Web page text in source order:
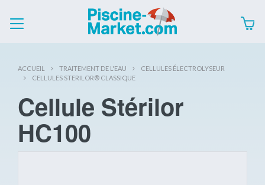
ACCUEIL TRAITEMENT DE L'EAU
CELLULES ÉLECTROLYSEUR
CELLULES STERILOR® CLASSIQUE
Cellule Stérilor
HC100